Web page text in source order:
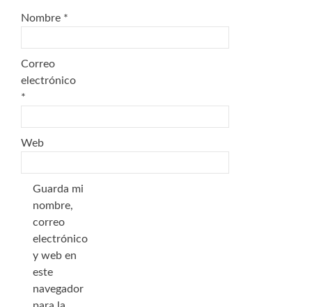
Nombre *
Correo
electrónico
*
Web
Guarda mi
nombre,
correo
electrónico
y web en
este
navegador